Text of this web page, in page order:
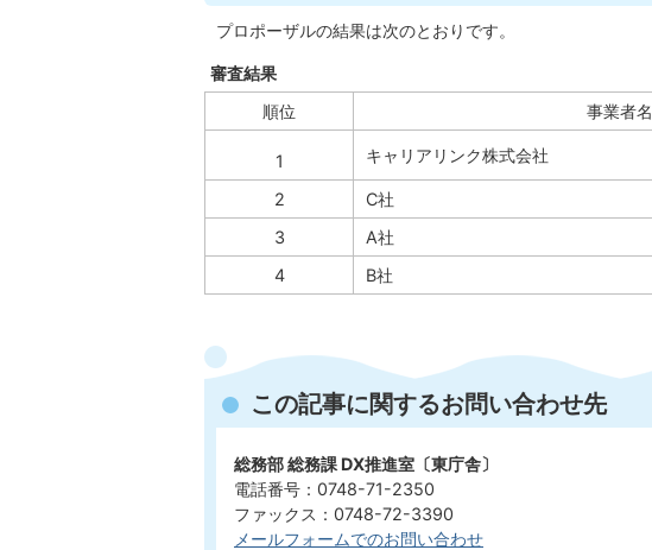
プロポーザルの結果は次のとおりです。
審査結果
順位
事業者名
1 キャリアリンク株式会社
2 C社
3
A社
4
B社
この記事に関するお問い合わせ先
総務部 総務課 DX推進室〔東庁舎〕
電話番号：0748-71-2350
ファックス：0748-72-3390
メールフォームでのお問い合わせ